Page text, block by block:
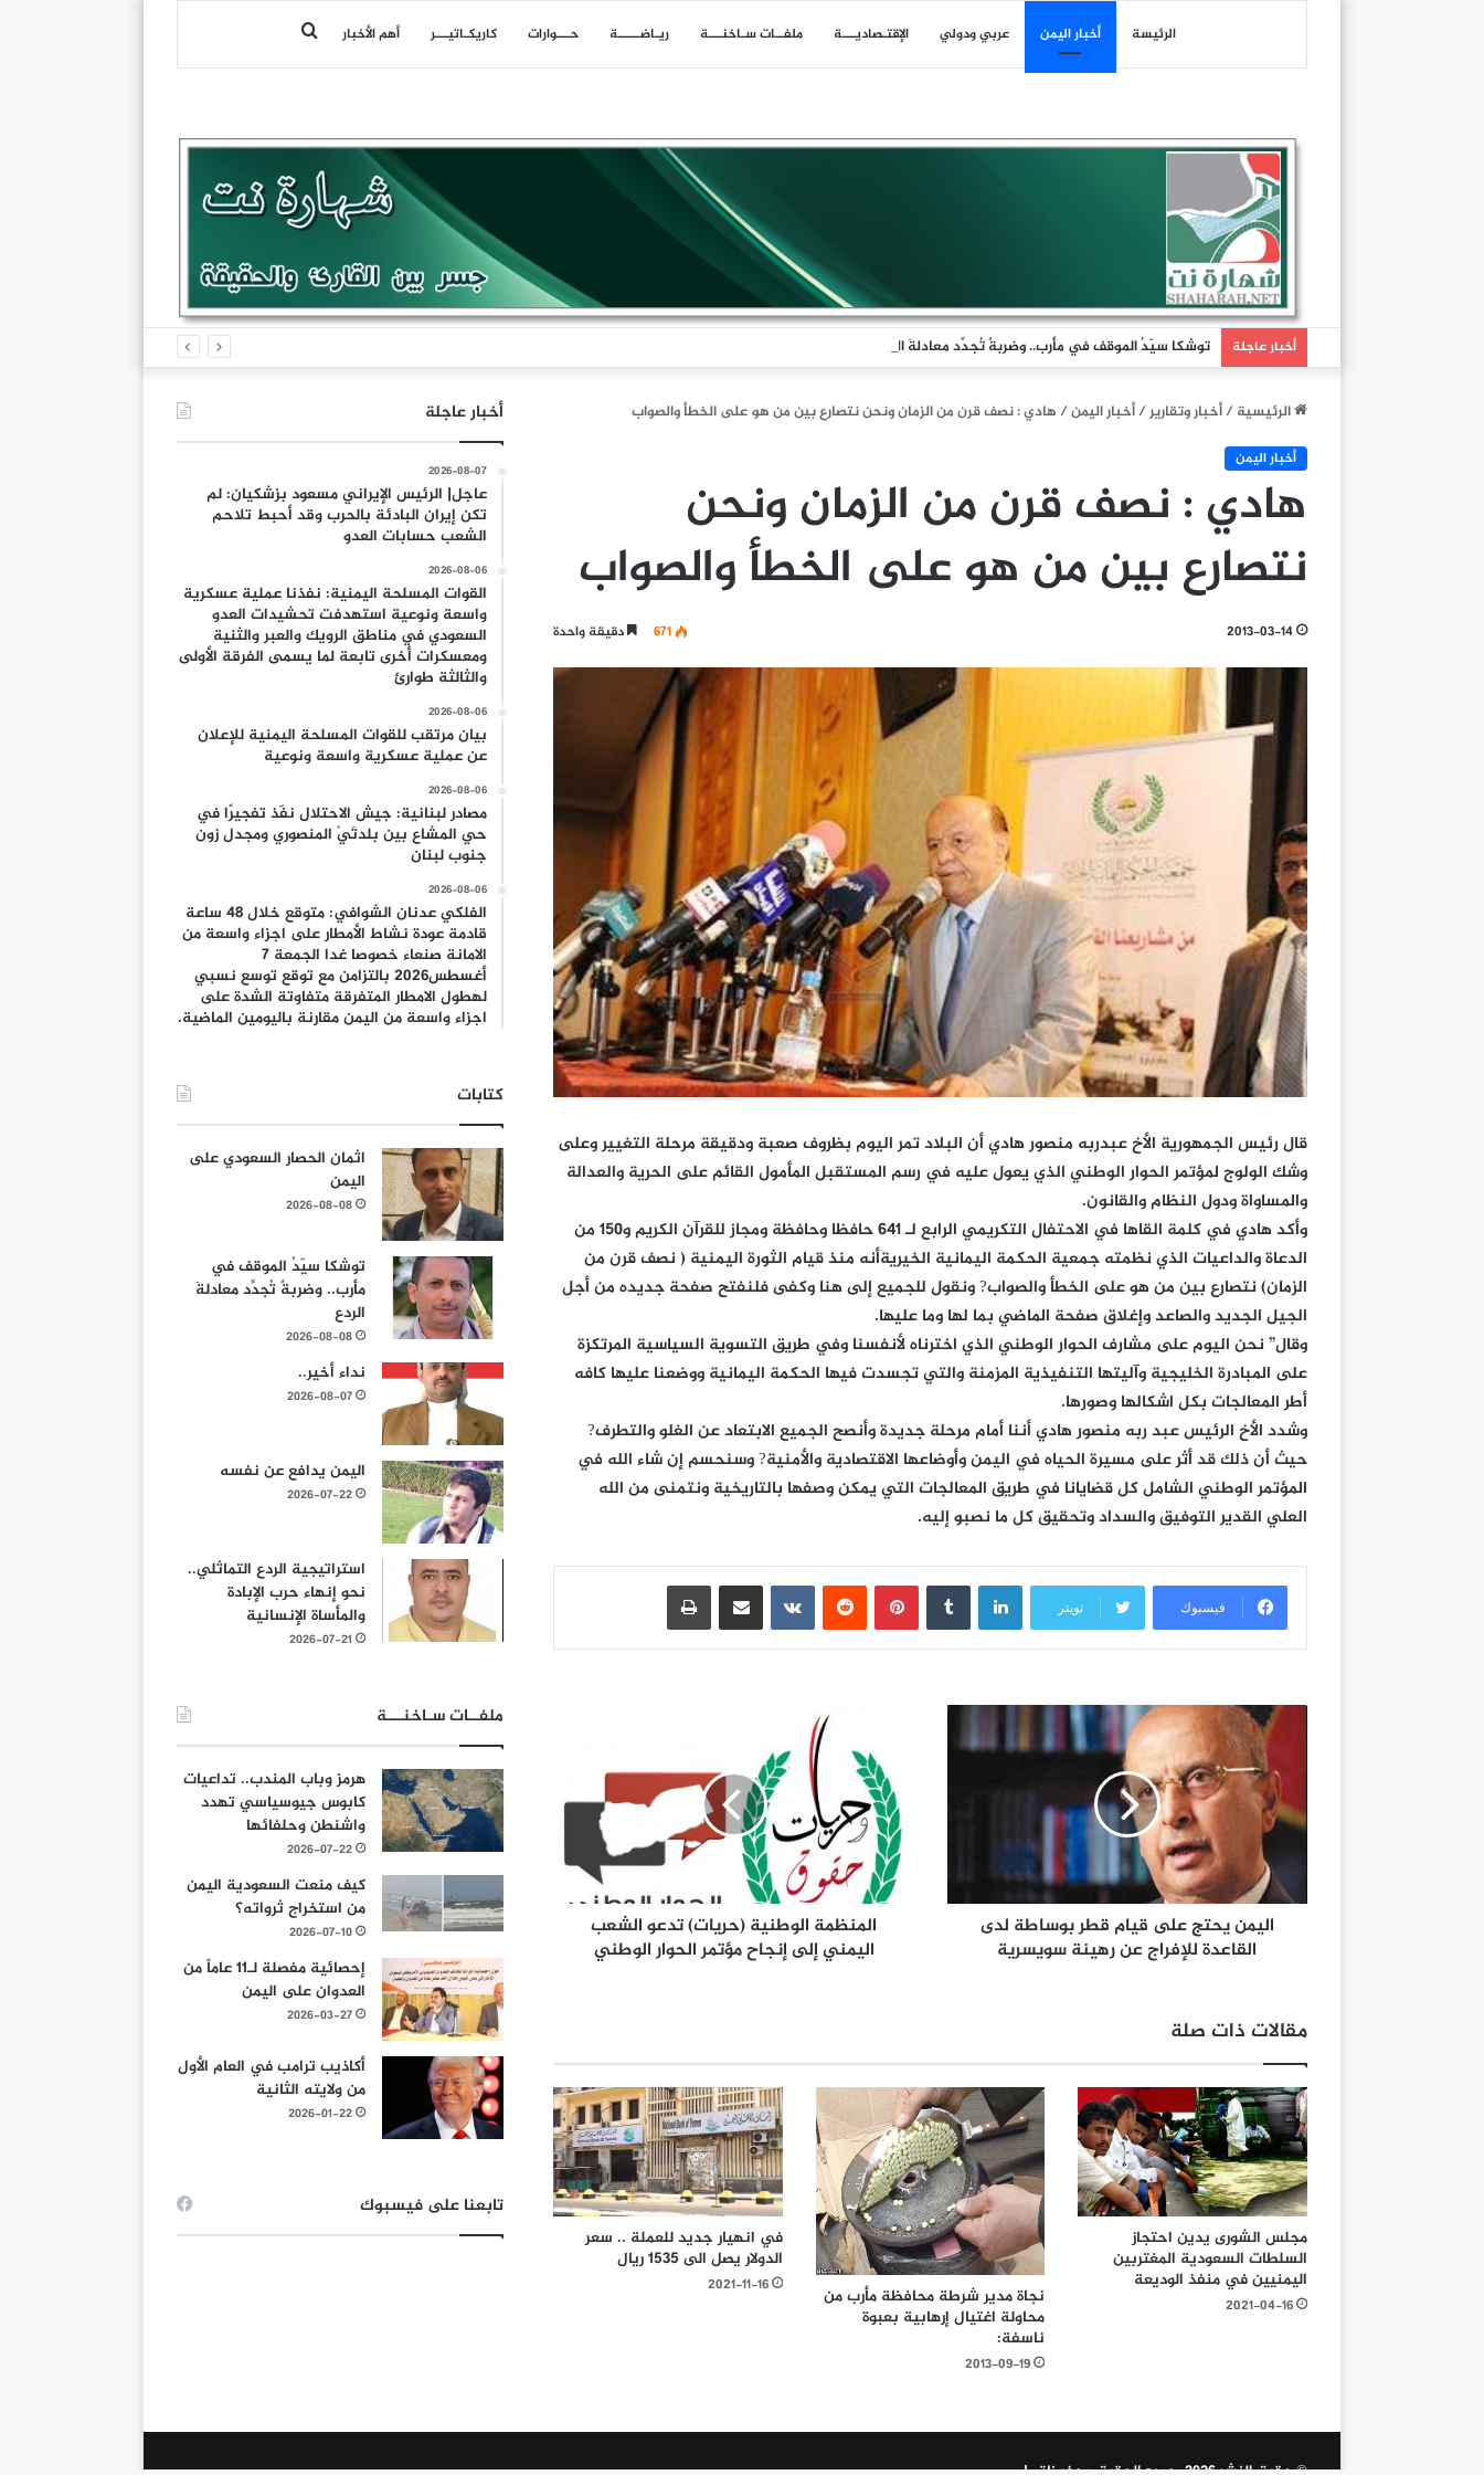
الرئيسة أخبار اليمن عربي ودولي اﻹقتـصاديـــة ملفــات سـاخنـــة ريـاضـــــة حـــوارات كاريكـاتيـــر أهم الأخبار بحث
أخبار عاجلة توشكا سيّدُ الموقف في مأرب.. وضربةٌ تُجدِّد معادلةَ الردع
الرئيسية/أخبار وتقارير/أخبار اليمن/ هادي : نصف قرن من الزمان ونحن نتصارع بين من هو على الخطأ والصواب
أخبار اليمن
هادي : نصف قرن من الزمان ونحن
نتصارع بين من هو على الخطأ والصواب
2013-03-14
671 دقيقة واحدة
قال رئيس الجمهورية الأخ عبدربه منصور هادي أن البلاد تمر اليوم بظروف صعبة ودقيقة مرحلة التغيير وعلى
وشك الولوج لمؤتمر الحوار الوطني الذي يعول عليه في رسم المستقبل المأمول القائم على الحرية والعدالة
والمساواة ودول النظام والقانون.
وأكد هادي في كلمة القاها في الاحتفال التكريمي الرابع لـ 641 حافظا وحافظة ومجاز للقرآن الكريم و150 من
الدعاة والداعيات الذي نظمته جمعية الحكمة اليمانية الخيريةأنه منذ قيام الثورة اليمنية ( نصف قرن من
الزمان) نتصارع بين من هو على الخطأ والصواب? ونقول للجميع إلى هنا وكفى فلنفتح صفحة جديده من أجل
الجيل الجديد والصاعد وإغلاق صفحة الماضي بما لها وما عليها.
وقال” نحن اليوم على مشارف الحوار الوطني الذي اخترناه لأنفسنا وفي طريق التسوية السياسية المرتكزة
على المبادرة الخليجية وآليتها التنفيذية المزمنة والتي تجسدت فيها الحكمة اليمانية ووضعنا عليها كافه
أطر المعالجات بكل اشكالها وصورها.
وشدد الأخ الرئيس عبد ربه منصور هادي أننا أمام مرحلة جديدة وأنصح الجميع الابتعاد عن الغلو والتطرف?
حيث أن ذلك قد أثر على مسيرة الحياه في اليمن وأوضاعها الاقتصادية والأمنية? وسنحسم إن شاء الله في
المؤتمر الوطني الشامل كل قضايانا في طريق المعالجات التي يمكن وصفها بالتاريخية ونتمنى من الله
العلي القدير التوفيق والسداد وتحقيق كل ما نصبو إليه.
فيسبوك تويتر
لينكدإن بينتيريست مشاركة عبر البريد طباعة
اليمن يحتج على قيام قطر بوساطة لدى
القاعدة للإفراج عن رهينة سويسرية
المنظمة الوطنية (حريات) تدعو الشعب
اليمني إلى إنجاح مؤتمر الحوار الوطني
مقالات ذات صلة
مجلس الشورى يدين احتجاز
السلطات السعودية المغتربين
اليمنيين في منفذ الوديعة
2021-04-16
نجاة مدير شرطة محافظة مأرب من
محاولة اغتيال إرهابية بعبوة
ناسفة:
2013-09-19
في انهيار جديد للعملة .. سعر
الدولار يصل الى 1535 ريال
2021-11-16
أخبار عاجلة
2026-08-07
عاجل| الرئيس الإيراني مسعود بزشكيان: لم
تكن إيران البادئة بالحرب وقد أحبط تلاحم
الشعب حسابات العدو
2026-08-06
القوات المسلحة اليمنية: نفذنا عملية عسكرية
واسعة ونوعية استهدفت تحشيدات العدو
السعودي في مناطق الرويك والعبر والثنية
ومعسكرات أخرى تابعة لما يسمى الفرقة الأولى
والثالثة طوارئ
2026-08-06
بيان مرتقب للقوات المسلحة اليمنية للإعلان
عن عملية عسكرية واسعة ونوعية
2026-08-06
مصادر لبنانية: جيش الاحتلال نفّذ تفجيرًا في
حي المشاع بين بلدتَيْ المنصوري ومجدل زون
جنوب لبنان
2026-08-06
الفلكي عدنان الشوافي: متوقع خلال 48 ساعة
قادمة عودة نشاط الأمطار على اجزاء واسعة من
الامانة صنعاء خصوصا غدا الجمعة 7
أغسطس2026 بالتزامن مع توقع توسع نسبي
لهطول الامطار المتفرقة متفاوتة الشدة على
اجزاء واسعة من اليمن مقارنة باليومين الماضية.
كتابات
اثمان الحصار السعودي على
اليمن
2026-08-08
توشكا سيّدُ الموقف في
مأرب.. وضربةٌ تُجدِّد معادلةَ
الردع
2026-08-08
نداء أخير..
2026-08-07
اليمن يدافع عن نفسه
2026-07-22
استراتيجية الردع التماثلي..
نحو إنهاء حرب الإبادة
والمأساة الإنسانية
2026-07-21
ملفــات سـاخنـــة
هرمز وباب المندب.. تداعيات
كابوس جيوسياسي تهدد
واشنطن وحلفائها
2026-07-22
كيف منعت السعودية اليمن
من استخراج ثرواته؟
2026-07-10
إحصائية مفصلة لـ11 عاماً من
العدوان على اليمن
2026-03-27
أكاذيب ترامب في العام الأول
من ولايته الثانية
2026-01-22
تابعنا على فيسبوك